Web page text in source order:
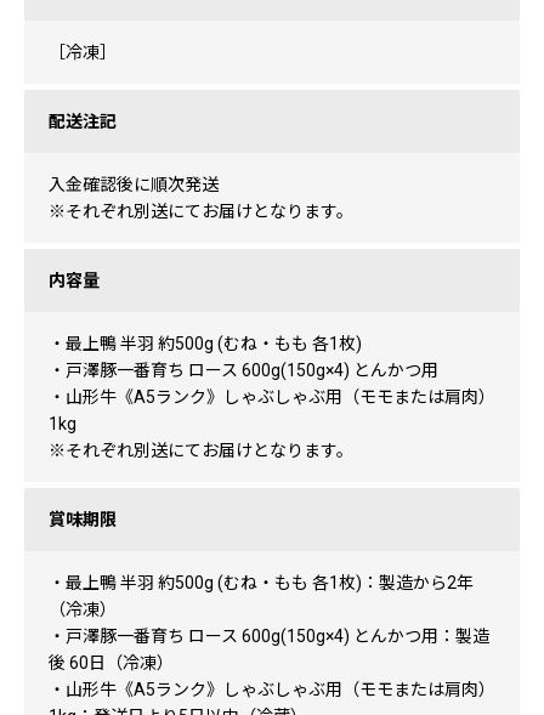
［冷凍］
配送注記
入金確認後に順次発送
※それぞれ別送にてお届けとなります。
内容量
・最上鴨 半羽 約500g (むね・もも 各1枚)
・戸澤豚一番育ち ロース 600g(150g×4) とんかつ用
・山形牛《A5ランク》しゃぶしゃぶ用（モモまたは肩肉）
1kg
※それぞれ別送にてお届けとなります。
賞味期限
・最上鴨 半羽 約500g (むね・もも 各1枚)：製造から2年
（冷凍）
・戸澤豚一番育ち ロース 600g(150g×4) とんかつ用：製造
後 60日（冷凍）
・山形牛《A5ランク》しゃぶしゃぶ用（モモまたは肩肉）